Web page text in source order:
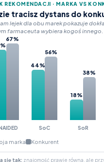
REKOMENDACJI · MARKA VS
tracisz dystans do
lejek dla obu marek pokazuje
farmaceuta wybiera kogoś innego.
67%
44%
56%
SoC
18%
38%
SoR
marka Konkurent
się tak: znajomość prawie równa, ale